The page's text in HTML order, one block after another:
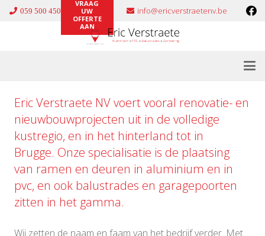
059 500 450
VRAAG
UW
OFFERTE
AAN
info@ericverstraetenv.be
Eric Verstraete NV voert vooral renovatie- en
nieuwbouwprojecten uit in de volledige
kustregio, en in het hinterland tot in
Brugge. Onze specialisatie is de plaatsing
van ramen en deuren in aluminium en in
pvc, en ook balustrades en garagepoorten
zitten in het gamma.
Wij zetten de naam en faam van het bedrijf verder. Met